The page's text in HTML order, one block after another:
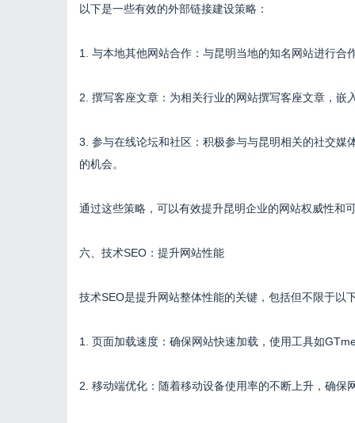
以下是一些有效的外部链接建设策略：
1. 与本地其他网站合作：与昆明当地的知名网站进行
2. 撰写客座文章：为相关行业的网站撰写客座文章，嵌
3. 参与在线论坛和社区：积极参与与昆明相关的社交
的机会。
通过这些策略，可以有效提升昆明企业的网站权威性和
六、技术SEO：提升网站性能
技术SEO是提升网站整体性能的关键，包括但不限于以
1. 页面加载速度：确保网站快速加载，使用工具如
2. 移动端优化：随着移动设备使用率的不断上升，确